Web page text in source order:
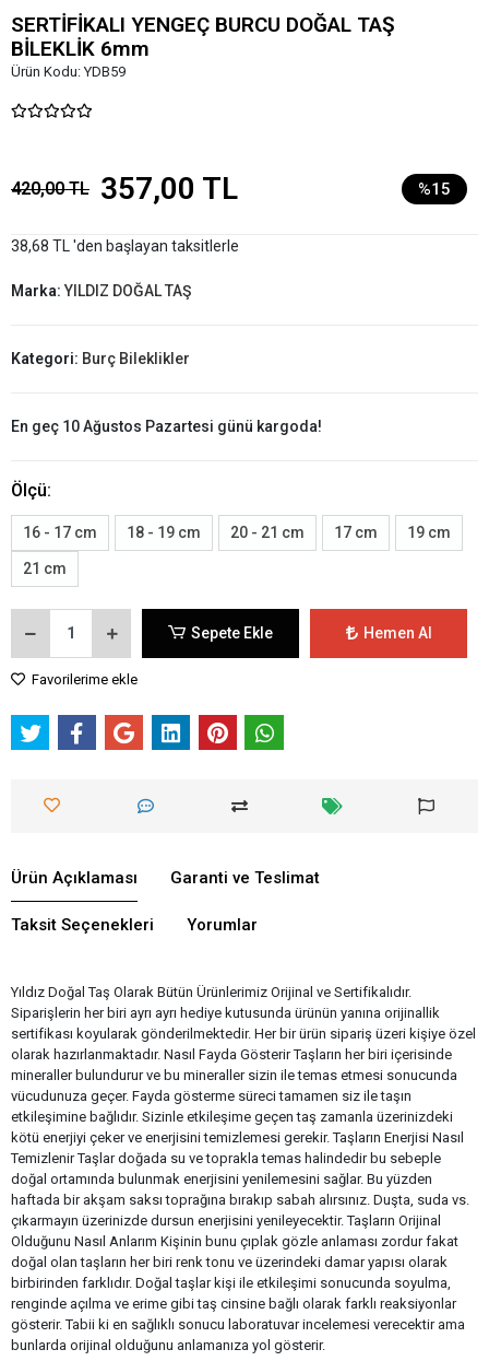
SERTİFİKALI YENGEÇ BURCU DOĞAL TAŞ
BİLEKLİK 6mm
Ürün Kodu:YDB59
420,00 TL 357,00 TL %15
38,68 TL 'den başlayan taksitlerle
Marka:YILDIZ DOĞAL TAŞ
Kategori: Burç Bileklikler
En geç 10 Ağustos Pazartesi günü kargoda!
Ölçü:
16 - 17 cm 18 - 19 cm 20 - 21 cm 17 cm 19 cm
21 cm
Sepete Ekle Hemen Al
Favorilerime ekle
Ürün Açıklaması Garanti ve Teslimat
Taksit Seçenekleri Yorumlar
Yıldız Doğal Taş Olarak Bütün Ürünlerimiz Orijinal ve Sertifikalıdır.
Siparişlerin her biri ayrı ayrı hediye kutusunda ürünün yanına orijinallik
sertifikası koyularak gönderilmektedir. Her bir ürün sipariş üzeri kişiye özel
olarak hazırlanmaktadır. Nasıl Fayda Gösterir Taşların her biri içerisinde
mineraller bulundurur ve bu mineraller sizin ile temas etmesi sonucunda
vücudunuza geçer. Fayda gösterme süreci tamamen siz ile taşın
etkileşimine bağlıdır. Sizinle etkileşime geçen taş zamanla üzerinizdeki
kötü enerjiyi çeker ve enerjisini temizlemesi gerekir. Taşların Enerjisi Nasıl
Temizlenir Taşlar doğada su ve toprakla temas halindedir bu sebeple
doğal ortamında bulunmak enerjisini yenilemesini sağlar. Bu yüzden
haftada bir akşam saksı toprağına bırakıp sabah alırsınız. Duşta, suda vs.
çıkarmayın üzerinizde dursun enerjisini yenileyecektir. Taşların Orijinal
Olduğunu Nasıl Anlarım Kişinin bunu çıplak gözle anlaması zordur fakat
doğal olan taşların her biri renk tonu ve üzerindeki damar yapısı olarak
birbirinden farklıdır. Doğal taşlar kişi ile etkileşimi sonucunda soyulma,
renginde açılma ve erime gibi taş cinsine bağlı olarak farklı reaksiyonlar
gösterir. Tabii ki en sağlıklı sonucu laboratuvar incelemesi verecektir ama
bunlarda orijinal olduğunu anlamanıza yol gösterir.